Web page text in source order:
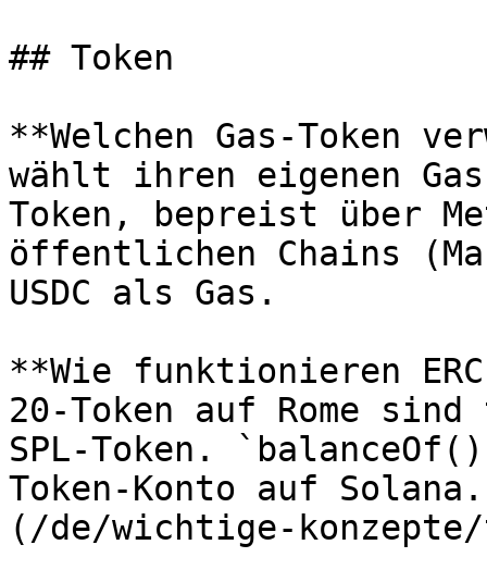
## Token
**Welchen Gas-Token
wählt ihren eigenen
Token, bepreist über
öffentlichen Chains
USDC als Gas.
**Wie funktionieren
20-Token auf Rome
SPL-Token.
Token-Konto auf
(/de/wichtige-